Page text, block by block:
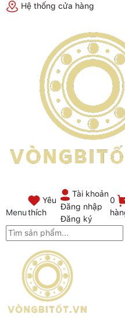
Hệ thống cửa hàng
Menu
Yêu
thích
Tài khoản
Đăng nhập
Đăng ký
0